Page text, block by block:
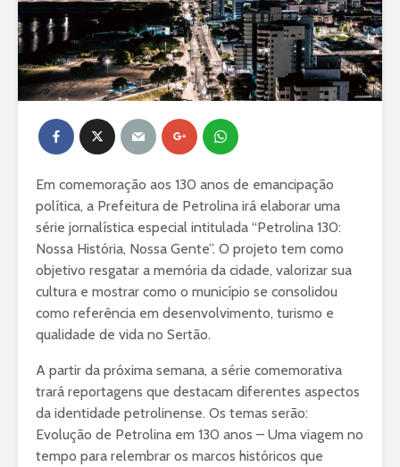
Em comemoração aos 130 anos de emancipação
política, a Prefeitura de Petrolina irá elaborar uma
série jornalística especial intitulada “Petrolina 130:
Nossa História, Nossa Gente”. O projeto tem como
objetivo resgatar a memória da cidade, valorizar sua
cultura e mostrar como o município se consolidou
como referência em desenvolvimento, turismo e
qualidade de vida no Sertão.
A partir da próxima semana, a série comemorativa
trará reportagens que destacam diferentes aspectos
da identidade petrolinense. Os temas serão:
Evolução de Petrolina em 130 anos – Uma viagem no
tempo para relembrar os marcos históricos que